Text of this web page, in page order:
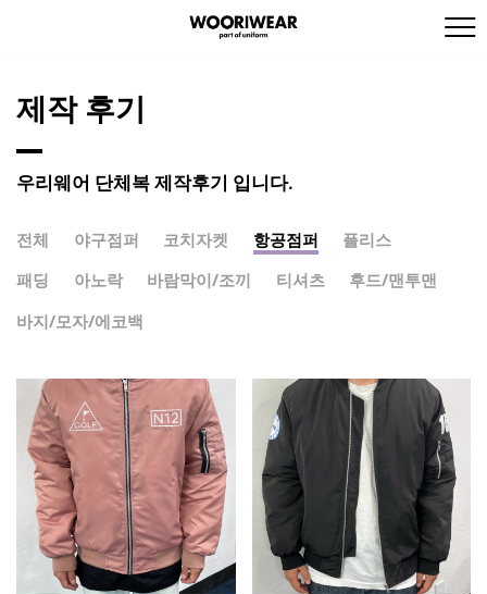
제작 후기
우리웨어 단체복 제작후기 입니다.
전체 야구점퍼 코치자켓 항공점퍼
플리스
패딩
아노락 바람막이/조끼 티셔츠
후드/맨투맨
바지/모자/에코백